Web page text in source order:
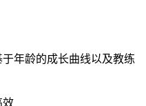
年龄的成长曲线以及教练
效